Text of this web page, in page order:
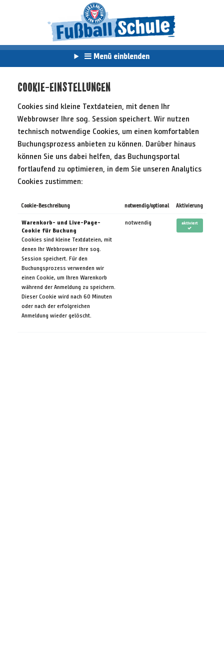
Menü einblenden
COOKIE-EINSTELLUNGEN
Cookies sind kleine Textdateien, mit denen Ihr
Webbrowser Ihre sog. Session speichert. Wir nutzen
technisch notwendige Cookies, um einen komfortablen
Buchungsprozess anbieten zu können. Darüber hinaus
können Sie uns dabei helfen, das Buchungsportal
fortlaufend zu optimieren, in dem Sie unseren Analytics
Cookies zustimmen:
Cookie-Beschreibung notwendig/optional Aktivierung
Warenkorb- und Live-Page-
Cookie für Buchung
Cookies sind kleine Textdateien, mit
denen Ihr Webbrowser Ihre sog.
Session speichert. Für den
Buchungsprozess verwenden wir
einen Cookie, um Ihren Warenkorb
während der Anmeldung zu speichern.
Dieser Cookie wird nach 60 Minuten
oder nach der erfolgreichen
Anmeldung wieder gelöscht.
notwendig aktiviert